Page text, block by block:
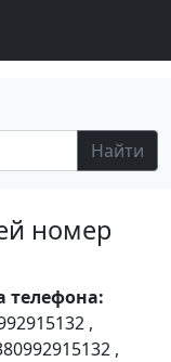
Найти
номер
телефона:
,
,